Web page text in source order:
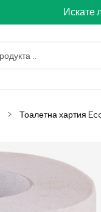
Искате
Тоалетна хартия